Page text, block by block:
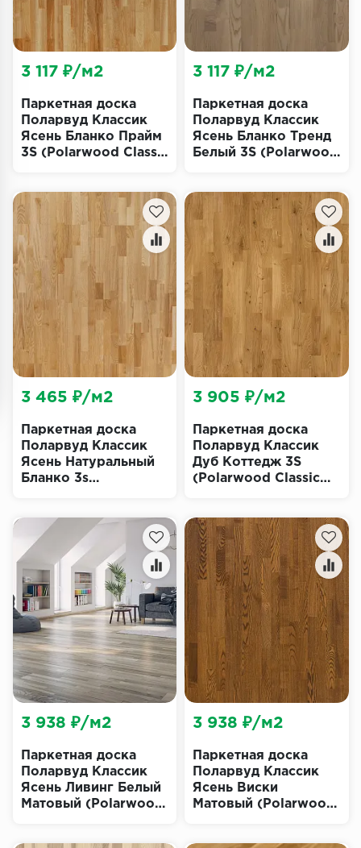
Пробковое покрытие
Ковровая плитка
Подложка
Строительные материалы
Паркетная доска
Поларвуд Классик
Ясень Бланко Прайм
3S (Polarwood Classic
3 117 ₽/м2
Паркетная доска
Поларвуд Классик
Ясень Бланко Тренд
Белый 3S (Polarwood
3 117 ₽/м2
Паркетная доска
Поларвуд Классик
Ясень Натуральный
Бланко 3s
3 465 ₽/м2
Паркетная доска
Поларвуд Классик
Дуб Коттедж 3S
(Polarwood Classic
3 905 ₽/м2
Паркетная доска
Поларвуд Классик
Ясень Ливинг Белый
Матовый (Polarwood
3 938 ₽/м2
Паркетная доска
Поларвуд Классик
Ясень Виски
Матовый (Polarwood
3 938 ₽/м2